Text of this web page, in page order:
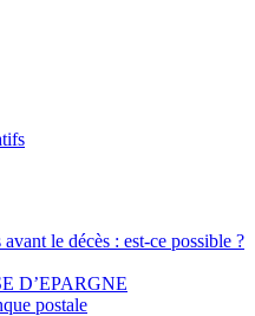
le décès : est-ce possible ?
D’EPARGNE
postale